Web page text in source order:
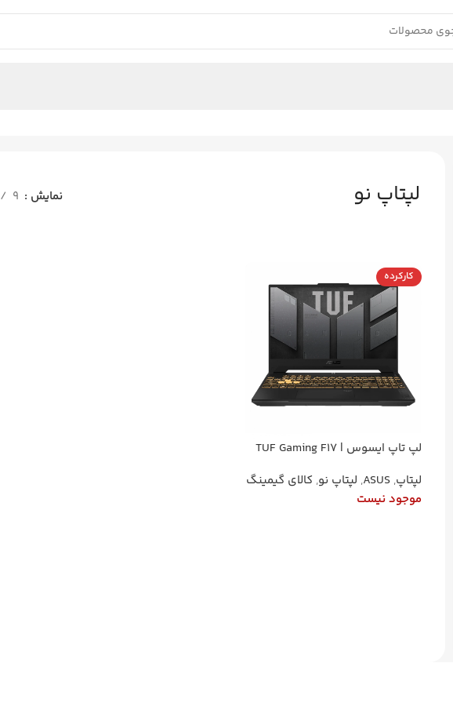
لپتاپ نو نمایش 9
کارکرده
لپ تاپ ایسوس TUF Gaming F17 |
لپتاپ,
ASUS
, لپتاپ نو, کالای گیمینگ
موجود نیست